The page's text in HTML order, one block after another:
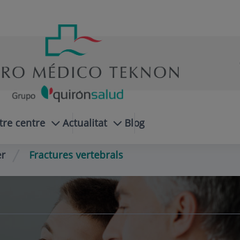
centre Actualitat Blog
Fractures vertebrals